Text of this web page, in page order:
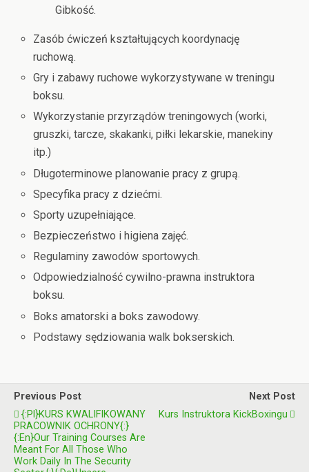
Gibkość.
Zasób ćwiczeń kształtujących koordynację
ruchową.
Gry i zabawy ruchowe wykorzystywane w treningu
boksu.
Wykorzystanie przyrządów treningowych (worki,
gruszki, tarcze, skakanki, piłki lekarskie, manekiny
itp.)
Długoterminowe planowanie pracy z grupą.
Specyfika pracy z dziećmi.
Sporty uzupełniające.
Bezpieczeństwo i higiena zajęć.
Regulaminy zawodów sportowych.
Odpowiedzialność cywilno-prawna instruktora
boksu.
Boks amatorski a boks zawodowy.
Podstawy sędziowania walk bokserskich.
Previous Post
{:pl}KURS KWALIFIKOWANY
PRACOWNIK OCHRONY{:}
{:en}Our Training Courses Are
Meant For All Those Who
Work Daily In The Security
Next Post
Kurs Instruktora KickBoxingu